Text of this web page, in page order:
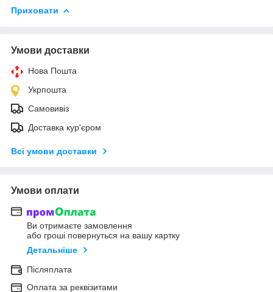
Приховати
Умови доставки
Нова Пошта
Укрпошта
Самовивіз
Доставка кур'єром
Всі умови доставки
Умови оплати
Ви отримаєте замовлення
або гроші повернуться на вашу картку
Детальніше
Післяплата
Оплата за реквізитами